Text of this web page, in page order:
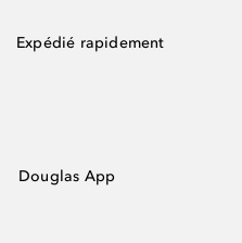
Expédié rapidement
Douglas App